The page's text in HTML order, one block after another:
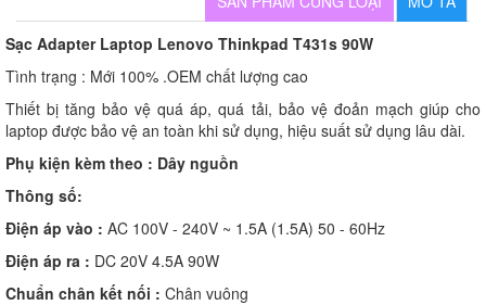
Sạc Adapter Laptop Lenovo Thinkpad T431s 90W
Tình trạng : Mới 100% .OEM chất lượng cao
Thiết bị tăng bảo vệ quá áp, quá tải, bảo vệ đoản mạch giúp cho
laptop được bảo vệ an toàn khi sử dụng, hiệu suất sử dụng lâu dài.
Phụ kiện kèm theo : Dây nguồn
Thông số:
Điện áp vào : AC 100V - 240V ~ 1.5A (1.5A) 50 - 60Hz
Điện áp ra : DC 20V 4.5A 90W
Chuẩn chân kết nối : Chân vuông